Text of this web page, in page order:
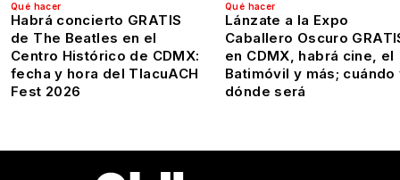
Qué hacer
Habrá concierto GRATIS
de The Beatles en el
Centro Histórico de CDMX:
fecha y hora del TlacuACH
Fest 2026
Qué hacer
Lánzate a la Expo
Caballero Oscuro
en CDMX, habrá cine, el
Batimóvil y más; cuándo
dónde será